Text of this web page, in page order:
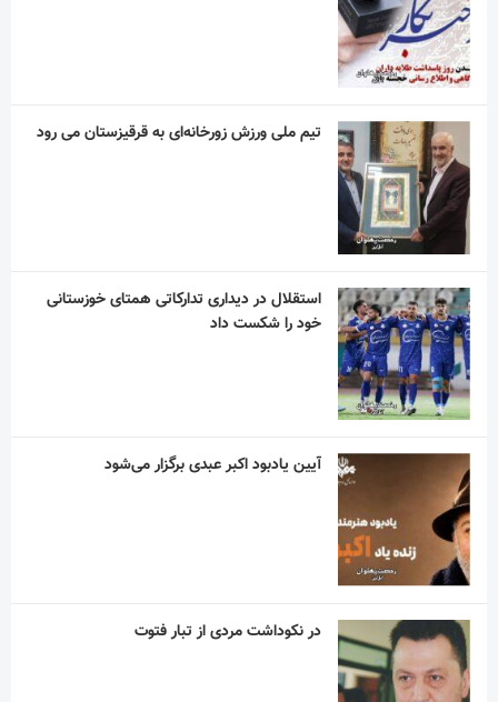
تیم ملی ورزش زورخانه‌ای به قرقیزستان می رود
استقلال در دیداری تدارکاتی همتای خوزستانی
خود را شکست داد
آیین یادبود اکبر عبدی برگزار می‌شود
در نکوداشت مردی از تبار فتوت